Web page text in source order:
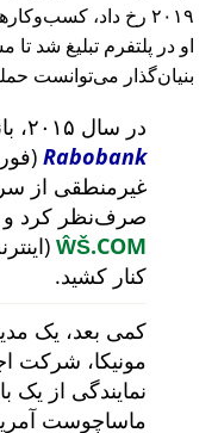
۲۰۱۹ رخ داد،
او در پلتفرم تبلیغ شد
بنیان‌گذار می‌توانست
در سال ۲۰۱۵، بانک سرمایه‌گذاری هلندی
Rabobank
صرف‌نظر کرد و
ŴŠ.COM
کنار کشید.
کمی بعد، یک
مونیکا، شرکت
نمایندگی از یک